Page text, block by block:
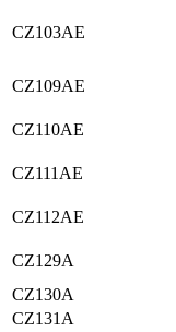
CZ103AE
CZ109AE
CZ110AE
CZ111AE
CZ112AE
CZ129A
CZ130A
CZ131A